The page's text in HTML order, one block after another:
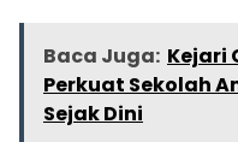
Baca Juga: Kejari
Perkuat Sekolah
Sejak Dini